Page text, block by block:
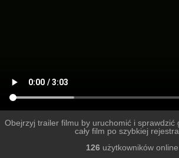
Obejrzyj trailer filmu by uruchomić i sprawdzić
cały film po szybkiej
126użytkowników online